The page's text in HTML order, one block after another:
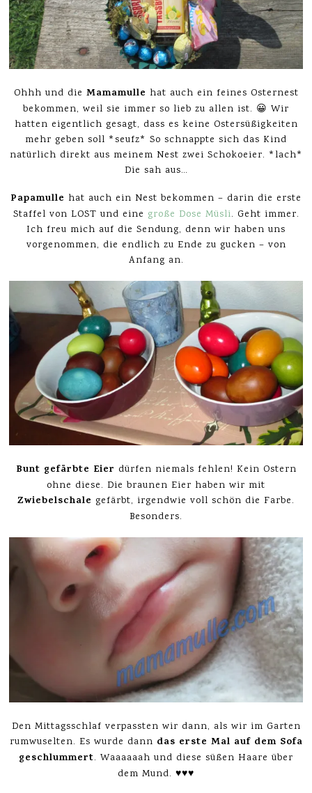
Ohhh und die Mamamulle hat auch ein feines Osternest
bekommen, weil sie immer so lieb zu allen ist. 😀 Wir
hatten eigentlich gesagt, dass es keine Ostersüßigkeiten
mehr geben soll *seufz* So schnappte sich das Kind
natürlich direkt aus meinem Nest zwei Schokoeier. *lach*
Die sah aus…
Papamulle hat auch ein Nest bekommen – darin die erste
Staffel von LOST und eine große Dose Müsli. Geht immer.
Ich freu mich auf die Sendung, denn wir haben uns
vorgenommen, die endlich zu Ende zu gucken – von
Anfang an.
Bunt gefärbte Eier dürfen niemals fehlen! Kein Ostern
ohne diese. Die braunen Eier haben wir mit
Zwiebelschale gefärbt, irgendwie voll schön die Farbe.
Besonders.
Den Mittagsschlaf verpassten wir dann, als wir im Garten
rumwuselten. Es wurde dann das erste Mal auf dem Sofa
geschlummert. Waaaaaah und diese süßen Haare über
dem Mund. ♥♥♥